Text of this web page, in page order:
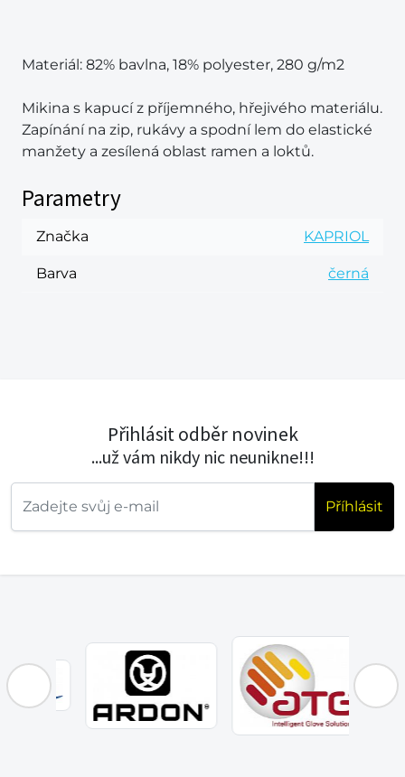
Materiál: 82% bavlna, 18% polyester, 280 g/m2
Mikina s kapucí z příjemného, hřejivého materiálu.
Zapínání na zip, rukávy a spodní lem do elastické
manžety a zesílená oblast ramen a loktů.
Parametry
Značka KAPRIOL
Barva černá
Přihlásit odběr novinek
...už vám nikdy nic neunikne!!!
Příhlásit